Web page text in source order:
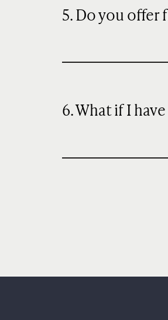
5. Do you offer
6. What if I